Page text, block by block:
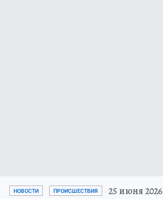
НОВОСТИ ПРОИСШЕСТВИЯ 25 июня 2026